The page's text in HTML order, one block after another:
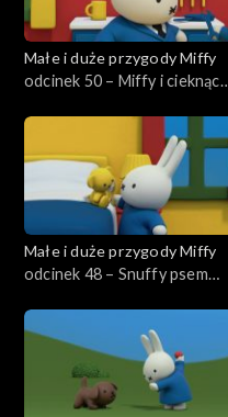
Małe i duże przygody Miffy
odcinek 50 – Miffy i cieknący
Małe i duże przygody Miffy
odcinek 48 – Snuffy psem